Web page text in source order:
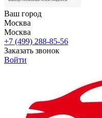
Ваш город
Москва
Москва
+7 (499) 288-85-56
Заказать звонок
Войти